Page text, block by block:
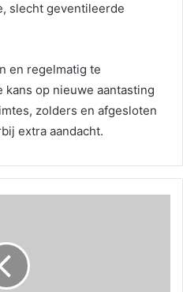
slecht geventileerde
en regelmatig te
op nieuwe aantasting
zolders en afgesloten
extra aandacht.